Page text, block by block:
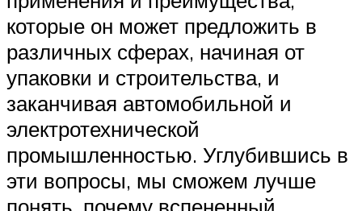
которые он может предложить в
различных сферах, начиная от
упаковки и строительства, и
заканчивая автомобильной и
электротехнической
промышленностью. Углубившись в
эти вопросы, мы сможем лучше